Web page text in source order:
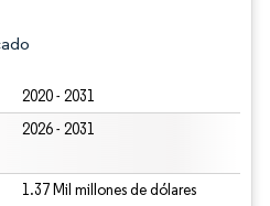
2020 - 2031
2026 - 2031
1.37 Mil millones de dólares